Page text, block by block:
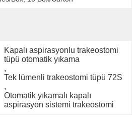
Kapalı aspirasyonlu trakeostomi
tüpü otomatik yıkama
,
Tek lümenli trakeostomi tüpü 72S
,
Otomatik yıkamalı kapalı
aspirasyon sistemi trakeostomi